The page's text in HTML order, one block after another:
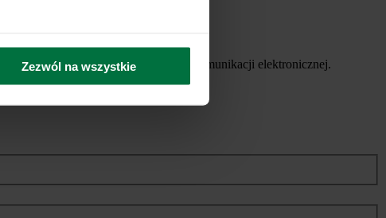
Zezwól na wszystkie
usług, za pomocą środków komunikacji elektronicznej.